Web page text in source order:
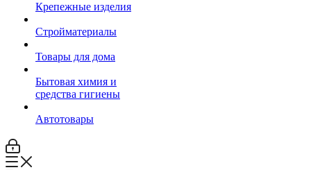
Крепежные изделия
Стройматериалы
Товары для дома
Бытовая химия и
средства гигиены
Автотовары